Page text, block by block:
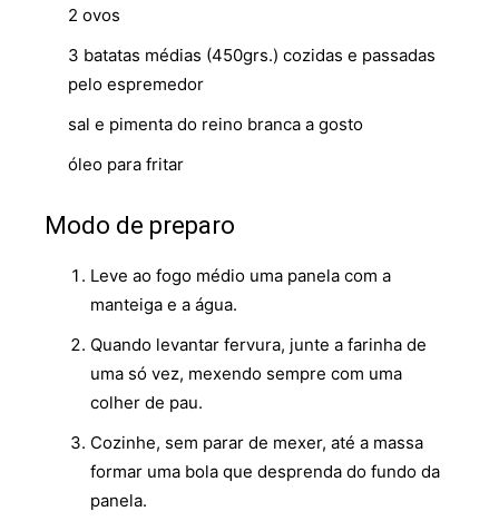
2 ovos
3 batatas médias (450grs.) cozidas e passadas
pelo espremedor
sal e pimenta do reino branca a gosto
óleo para fritar
Modo de preparo
Leve ao fogo médio uma panela com a
manteiga e a água.
Quando levantar fervura, junte a farinha de
uma só vez, mexendo sempre com uma
colher de pau.
Cozinhe, sem parar de mexer, até a massa
formar uma bola que desprenda do fundo da
panela.